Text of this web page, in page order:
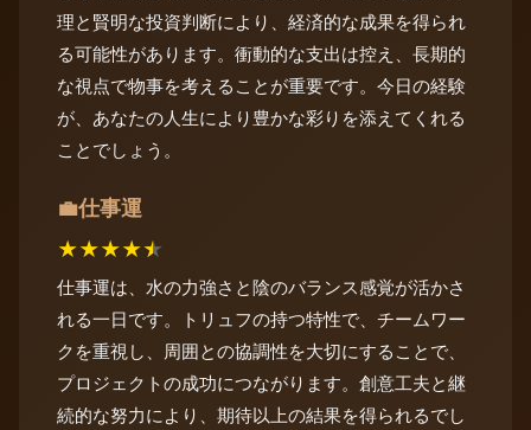
理と賢明な投資判断により、経済的な成果を得られ
る可能性があります。衝動的な支出は控え、長期的
な視点で物事を考えることが重要です。今日の経験
が、あなたの人生により豊かな彩りを添えてくれる
ことでしょう。
💼仕事運
★★★★★
仕事運は、水の力強さと陰のバランス感覚が活かさ
れる一日です。トリュフの持つ特性で、チームワー
クを重視し、周囲との協調性を大切にすることで、
プロジェクトの成功につながります。創意工夫と継
続的な努力により、期待以上の結果を得られるでし